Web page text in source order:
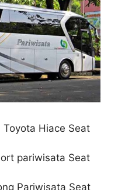
Toyota Hiace Seat
pariwisata Seat
Pariwisata Seat